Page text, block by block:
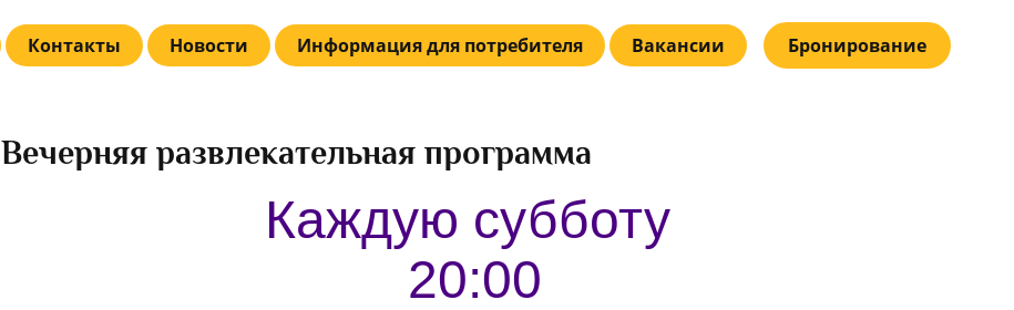
Контакты Новости Информация для потребителя Вакансии Бронирование
Вечерняя развлекательная программа
Каждую субботу
20:00